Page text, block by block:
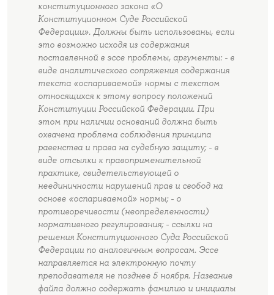
конституционного закона «О
Конституционном Суде Российской
Федерации». Должны быть использованы, если
это возможно исходя из содержания
поставленной в эссе проблемы, аргументы: - в
виде аналитического сопряжения содержания
текста «оспариваемой» нормы с текстом
относящихся к этому вопросу положений
Конституции Российской Федерации. При
этом при наличии оснований должна быть
охвачена проблема соблюдения принципа
равенства и права на судебную защиту; - в
виде отсылки к правоприменительной
практике, свидетельствующей о
неединичности нарушений прав и свобод на
основе «оспариваемой» нормы; - о
противоречивости (неопределенности)
нормативного регулирования; - ссылки на
решения Конституционного Суда Российской
Федерации по аналогичным вопросам. Эссе
направляется на электронную почту
преподавателя не позднее 5 ноября. Название
файла должно содержать фамилию и инициалы